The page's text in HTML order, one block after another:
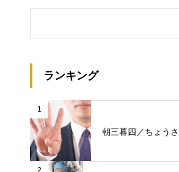
ランキング
1
朝三暮四／ちょうさ
2